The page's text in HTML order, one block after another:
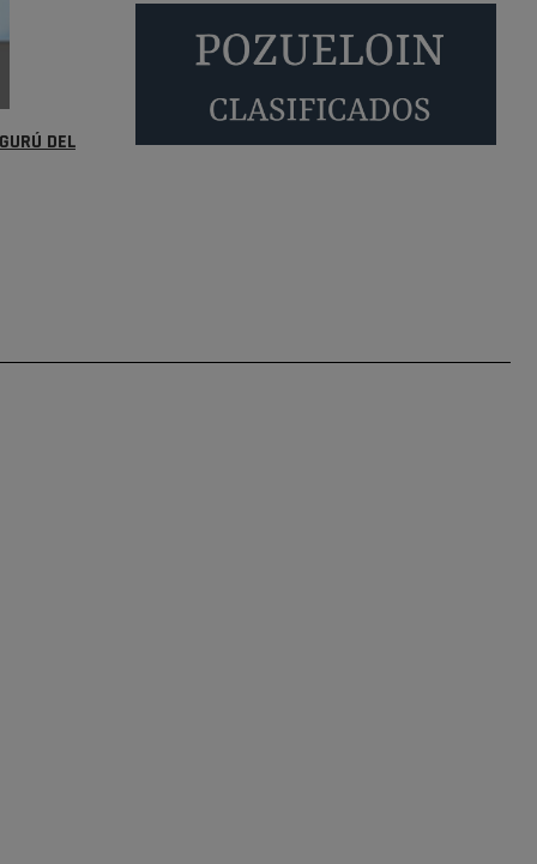
DEL
Será amigo de alguien importante...en el
Congreso, Senado, en la Policía o en la politica
🔴 EXCLUSIVA | El
comisario de la …